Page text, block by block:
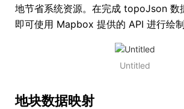
地节省系统资源。在完成 topoJson 数
即可使用 Mapbox 提供的 API 进行绘制
Untitled
地块数据映射